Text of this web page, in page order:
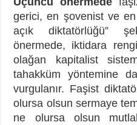
gerici, en şovenist ve en
açık diktatörlüğü”
önermede, iktidara
olağan kapitalist
tahakküm yöntemine
vurgulanır. Faşist
olursa olsun sermaye
ne olursa olsun